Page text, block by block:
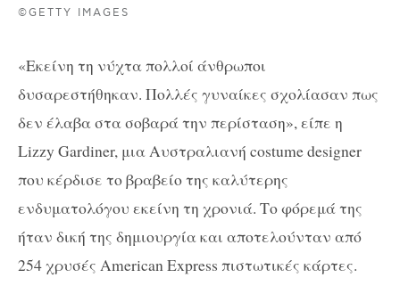
©GETTY IMAGES
«Εκείνη τη νύχτα πολλοί άνθρωποι
δυσαρεστήθηκαν. Πολλές γυναίκες σχολίασαν πως
δεν έλαβα στα σοβαρά την περίσταση», είπε η
Lizzy Gardiner, μια Αυστραλιανή costume designer
που κέρδισε το βραβείο της καλύτερης
ενδυματολόγου εκείνη τη χρονιά. Το φόρεμά της
ήταν δική της δημιουργία και αποτελούνταν από
254 χρυσές American Express πιστωτικές κάρτες.